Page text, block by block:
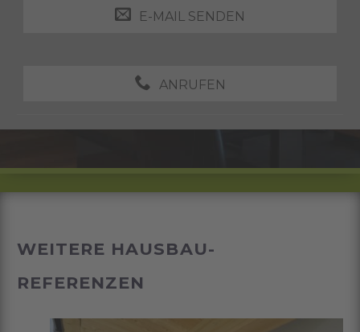
E-MAIL SENDEN
ANRUFEN
WEITERE HAUSBAU-
REFERENZEN